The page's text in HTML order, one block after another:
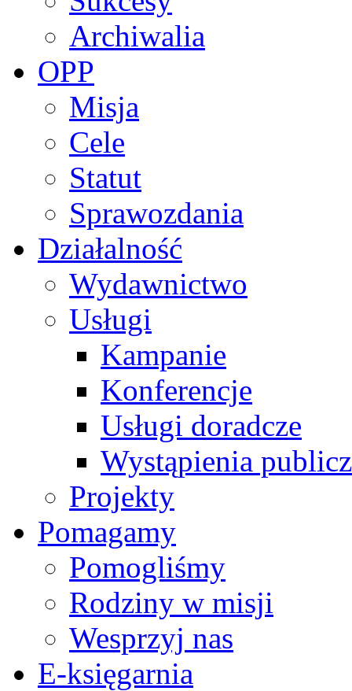
Archiwalia
OPP
Misja
Cele
Statut
Sprawozdania
Działalność
Wydawnictwo
Usługi
Kampanie
Konferencje
Usługi doradcze
Wystąpienia
Projekty
Pomagamy
Pomogliśmy
Rodziny w misji
Wesprzyj nas
E-księgarnia